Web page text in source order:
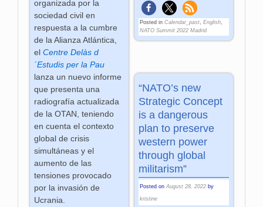
organizada por la
sociedad civil en
respuesta a la cumbre
de la Alianza Atlántica,
elCentre Delàs d
´Estudis per la Pau
lanza un nuevo informe
que presenta una
radiografía actualizada
de la OTAN, teniendo
en cuenta el contexto
global de crisis
simultáneas y el
aumento de las
tensiones provocado
por la invasión de
Ucrania.
Posted in Calendar_past, English,
NATO Summit 2022 Madrid
“NATO’s new
Strategic Concept
is a dangerous
plan to preserve
western power
through global
militarism”
Posted on August 28, 2022 by
kristine